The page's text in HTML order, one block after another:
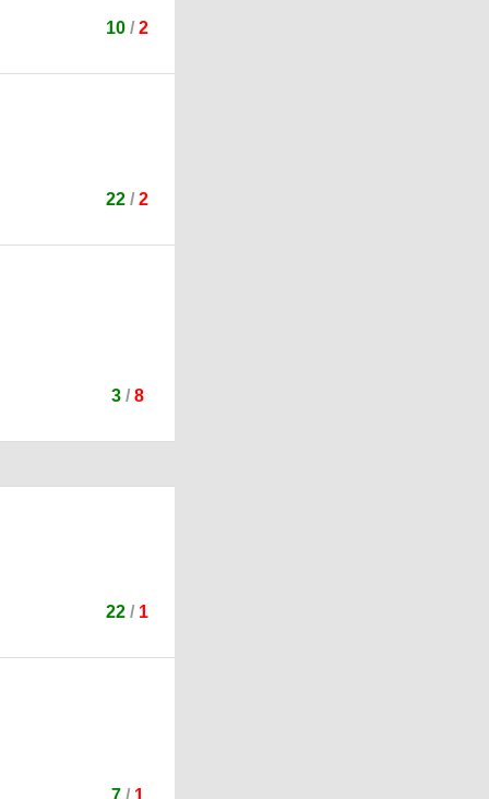
10 / 2
22 / 2
3/ 8
22 / 1
7/ 1